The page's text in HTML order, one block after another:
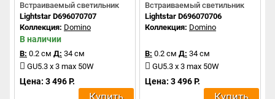
Встраиваемый светильник
Lightstar D696070707
Коллекция: Domino
В наличии
В: 0.2 см Д: 34 см
GU5.3 x 3 max 50W
Цена: 3 496 Р.
Встраиваемый светильник
Lightstar D696070706
Коллекция: Domino
В: 0.2 см Д: 34 см
GU5.3 x 3 max 50W
Цена: 3 496 Р.